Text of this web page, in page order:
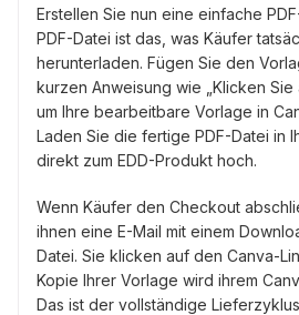
Erstellen Sie nun eine einfache
PDF-Datei ist das, was Käufer
herunterladen. Fügen Sie den
kurzen Anweisung wie „Klicken Sie
um Ihre bearbeitbare Vorlage in
Laden Sie die fertige PDF-Datei in
direkt zum EDD-Produkt hoch.
Wenn Käufer den Checkout
ihnen eine E-Mail mit einem
Datei. Sie klicken auf den Canva-
Kopie Ihrer Vorlage wird ihrem
Das ist der vollständige